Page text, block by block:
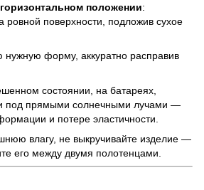
положении:
ровной поверхности, подложив сухое
нужную форму, аккуратно расправив
состоянии, на батареях,
под прямыми солнечными лучами —
и потере эластичности.
влагу, не выкручивайте изделие —
его между двумя полотенцами.